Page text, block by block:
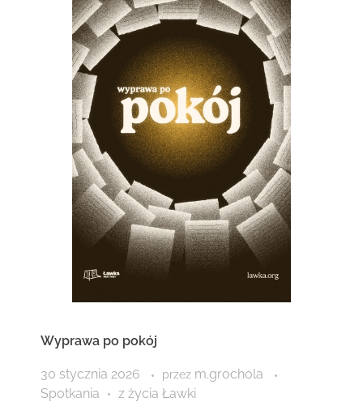
Wyprawa po pokój
30 stycznia 2026 przez m.grochola
Spotkania
z życia Ławki